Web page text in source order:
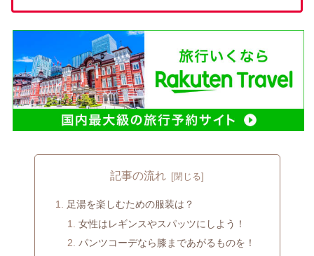
記事の流れ
足湯を楽しむための服装は？
女性はレギンスやスパッツにしよう！
パンツコーデなら膝まであがるものを！